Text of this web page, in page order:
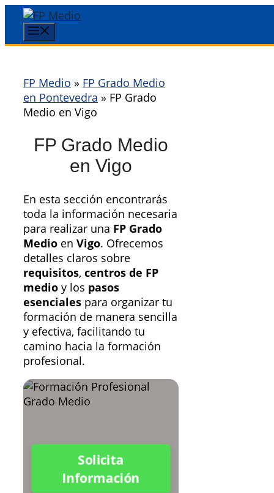
Saltar
contenido
FP Medio » FP Grado Medio
en Pontevedra » FP Grado
Medio en Vigo
FP Grado Medio
en Vigo
En esta sección encontrarás
toda la información necesaria
para realizar una FP Grado
Medio en Vigo. Ofrecemos
detalles claros sobre
requisitos, centros de FP
medio y los pasos
esenciales para organizar tu
formación de manera sencilla
y efectiva, facilitando tu
camino hacia la formación
profesional.
Solicita
Información